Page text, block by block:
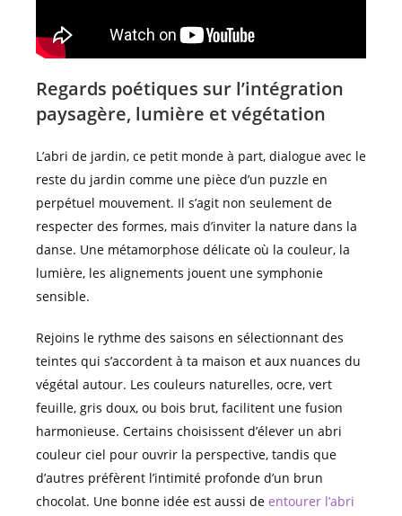
Regards poétiques sur l’intégration
paysagère, lumière et végétation
L’abri de jardin, ce petit monde à part, dialogue avec le
reste du jardin comme une pièce d’un puzzle en
perpétuel mouvement. Il s’agit non seulement de
respecter des formes, mais d’inviter la nature dans la
danse. Une métamorphose délicate où la couleur, la
lumière, les alignements jouent une symphonie
sensible.
Rejoins le rythme des saisons en sélectionnant des
teintes qui s’accordent à ta maison et aux nuances du
végétal autour. Les couleurs naturelles, ocre, vert
feuille, gris doux, ou bois brut, facilitent une fusion
harmonieuse. Certains choisissent d’élever un abri
couleur ciel pour ouvrir la perspective, tandis que
d’autres préfèrent l’intimité profonde d’un brun
chocolat. Une bonne idée est aussi de entourer l’abri